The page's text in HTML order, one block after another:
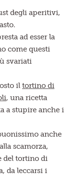
degli aperitivi,
ad esser la
come questi
svariati
il tortino di
, una ricetta
a stupire anche i
anche
scamorza,
del tortino di
da leccarsi i